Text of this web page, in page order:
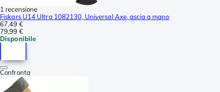
1 recensione
Fiskars U14 Ultra 1082130, Universal Axe, ascia a mano
67,49 €
79,99 €
Disponibile
Confronta